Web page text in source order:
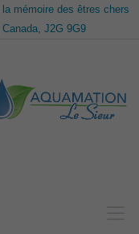
mémoire des êtres chers
J2G 9G9